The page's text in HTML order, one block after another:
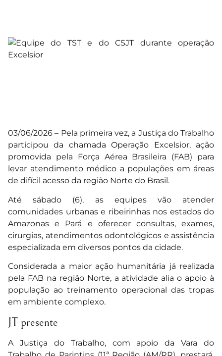
03/06/2026 – Pela primeira vez, a Justiça do Trabalho
participou da chamada Operação Excelsior, ação
promovida pela Força Aérea Brasileira (FAB) para
levar atendimento médico a populações em áreas
de difícil acesso da região Norte do Brasil.
Até sábado (6), as equipes vão atender
comunidades urbanas e ribeirinhas nos estados do
Amazonas e Pará e oferecer consultas, exames,
cirurgias, atendimentos odontológicos e assistência
especializada em diversos pontos da cidade.
Considerada a maior ação humanitária já realizada
pela FAB na região Norte, a atividade alia o apoio à
população ao treinamento operacional das tropas
em ambiente complexo.
JT presente
A Justiça do Trabalho, com apoio da Vara do